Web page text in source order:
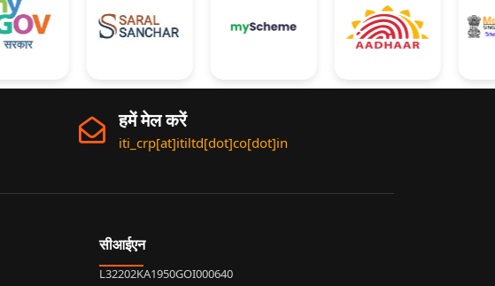
हमें मेल करें
iti_crp[at]itiltd[dot]co[dot]in
सीआईएन
L32202KA1950GOI000640